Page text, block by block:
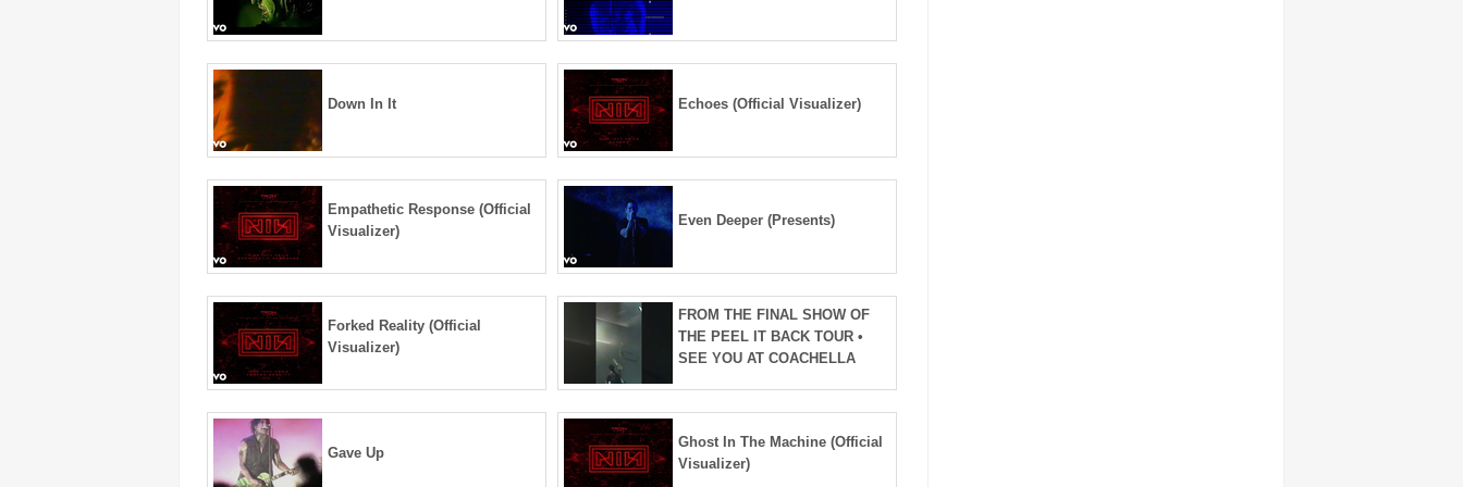
Down In It Echoes (Official Visualizer)
Empathetic Response (Official
Visualizer)
Even Deeper (Presents)
Forked Reality (Official
Visualizer)
FROM THE FINAL SHOW OF
THE PEEL IT BACK TOUR •
SEE YOU AT COACHELLA
Gave Up
Ghost In The Machine (Official
Visualizer)